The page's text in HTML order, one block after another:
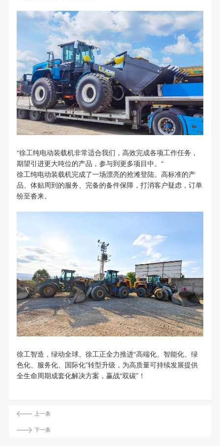
“徐工纯电动装载机非常适合我们，高效完成各项工作任务，
期望引进更大吨位的产品，参与到更多项目中。“
徐工纯电动装载机完成了一场漂亮的抢滩登陆。高标准的产
品、体贴周到的服务、完备的备件保障，打消客户疑虑，订单
纷至沓来。
徐工智造，绿动全球。徐工正全力推进“高端化、智能化、绿
色化、服务化、国际化”转型升级，为高质量可持续发展提供
全生命周期成套化解决方案，赢战“双碳”！
上一条
下一条